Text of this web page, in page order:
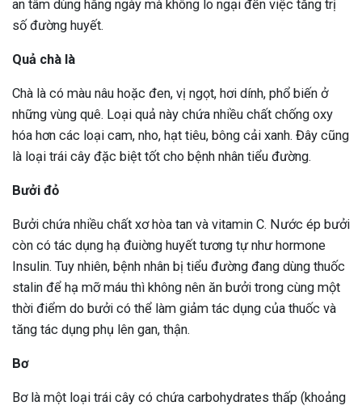
an tâm dùng hằng ngày mà không lo ngại đến việc tăng trị
số đường huyết.
Quả chà là
Chà là có màu nâu hoặc đen, vị ngọt, hơi dính, phổ biến ở
những vùng quê. Loại quả này chứa nhiều chất chống oxy
hóa hơn các loại cam, nho, hạt tiêu, bông cải xanh. Đây cũng
là loại trái cây đặc biệt tốt cho bệnh nhân tiểu đường.
Bưởi đỏ
Bưởi chứa nhiều chất xơ hòa tan và vitamin C. Nước ép bưởi
còn có tác dụng hạ đuiờng huyết tương tự như hormone
Insulin. Tuy nhiên, bệnh nhân bị tiểu đường đang dùng thuốc
stalin để hạ mỡ máu thì không nên ăn bưởi trong cùng một
thời điểm do bưởi có thể làm giảm tác dụng của thuốc và
tăng tác dụng phụ lên gan, thận.
Bơ
Bơ là một loại trái cây có chứa carbohydrates thấp (khoảng